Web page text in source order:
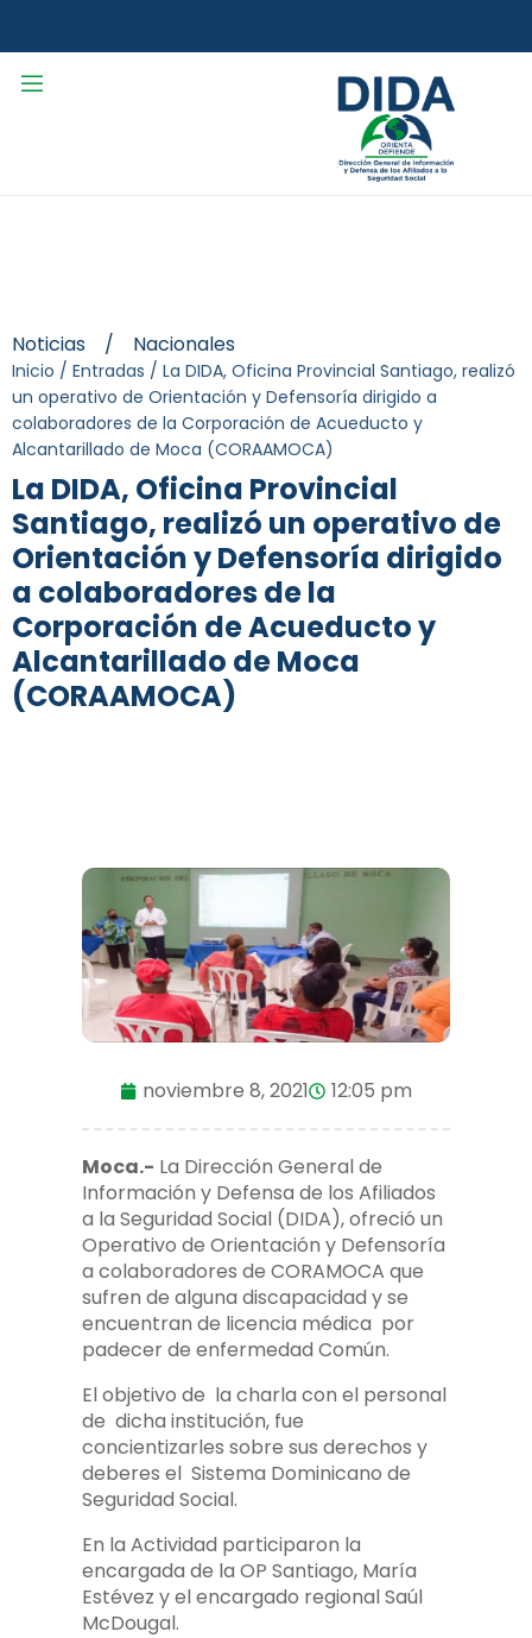
Noticias / Nacionales
Inicio / Entradas / La DIDA, Oficina Provincial Santiago, realizó
un operativo de Orientación y Defensoría dirigido a
colaboradores de la Corporación de Acueducto y
Alcantarillado de Moca (CORAAMOCA)
La DIDA, Oficina Provincial
Santiago, realizó un operativo de
Orientación y Defensoría dirigido
a colaboradores de la
Corporación de Acueducto y
Alcantarillado de Moca
(CORAAMOCA)
noviembre 8, 2021 12:05 pm
Moca.- La Dirección General de
Información y Defensa de los Afiliados
a la Seguridad Social (DIDA), ofreció un
Operativo de Orientación y Defensoría
a colaboradores de CORAMOCA que
sufren de alguna discapacidad y se
encuentran de licencia médica por
padecer de enfermedad Común.
El objetivo de la charla con el personal
de dicha institución, fue
concientizarles sobre sus derechos y
deberes el Sistema Dominicano de
Seguridad Social.
En la Actividad participaron la
encargada de la OP Santiago, María
Estévez y el encargado regional Saúl
McDougal.